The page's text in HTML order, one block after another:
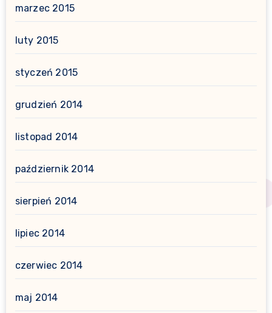
marzec 2015
luty 2015
styczeń 2015
grudzień 2014
listopad 2014
październik 2014
sierpień 2014
lipiec 2014
czerwiec 2014
maj 2014